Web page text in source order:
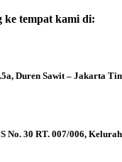
tempat kami di:
Duren Sawit – Jakarta
No. 30 RT. 007/006,